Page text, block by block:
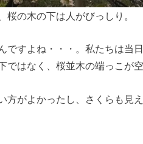
の木の下は人がびっしり。
ですよね・・・。私たちは当
はなく、桜並木の端っこが空
方がよかったし、さくらも見